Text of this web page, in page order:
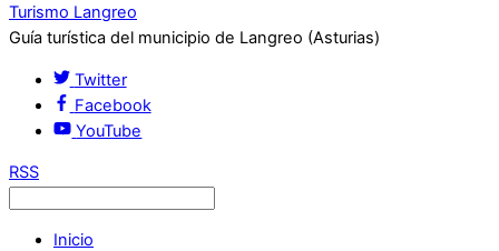
Turismo Langreo
Guía turística del municipio de Langreo (Asturias)
Twitter
Facebook
YouTube
RSS
Inicio